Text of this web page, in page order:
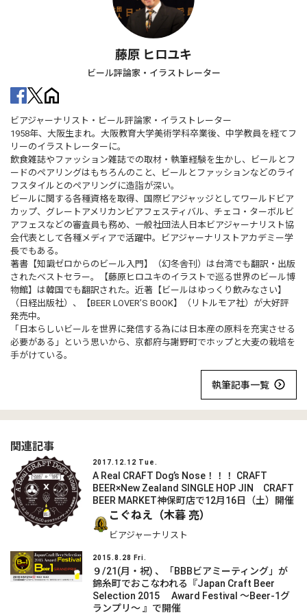
藤原 ヒロユキ
ビール評論家・イラストレーター
ビアジャーナリスト・ビール評論家・イラストレーター
1958年、大阪生まれ。大阪教育大学美術学科卒業後、中学教員を経てフ
リーのイラストレーターに。
飲食雑誌やファッション雑誌での取材・執筆経験を生かし、ビールとフ
ードのペアリングはもちろんのこと、ビールとファッションなどのライ
フスタイルとのペアリングに造詣が深い。
ビールに関する各種資格を取得、国際ビアジャッジとしてワールドビア
カップ、グレートアメリカンビアフェスティバル、チェコ・ターボルビ
アフェスなどの審査員も務め、一般社団法人日本ビアジャーナリスト協
会代表として各種メディアで活躍中。ビアジャーナリストアカデミー学
長でもある。
著書【知識ゼロからのビール入門】（幻冬舎刊）は台湾でも翻訳・出版
されたベストセラー。【藤原ヒロユキのイラストで巡る世界のビール博
物館】は韓国でも翻訳された。近著【ビールはゆっくり飲みなさい】
（日経出版社）、【BEER LOVER’S BOOK】（リトルモア社）が大好評
発売中。
「日本らしいビールを世界に発信する為には日本産の原料を充実させる
必要がある」という思いから、京都府与謝野町でホップと大麦の栽培を
手がけている。
執筆記事一覧
関連記事
2017.12.12 Tue.
A Real CRAFT Dog’s Nose！！！ CRAFT
BEER×New Zealand SINGLE HOP JIN CRAFT
BEER MARKET神保町店で12月16日（土）開催
こぐねえ（木暮 亮）
ビアジャーナリスト
2015.8.28 Fri.
９/21(月・祝) 、「BBBビアミーティング」が
錦糸町でおこなわれる『Japan Craft Beer
Selection 2015 Award Festival ～Beer-1グ
ランプリ～ 』で開催